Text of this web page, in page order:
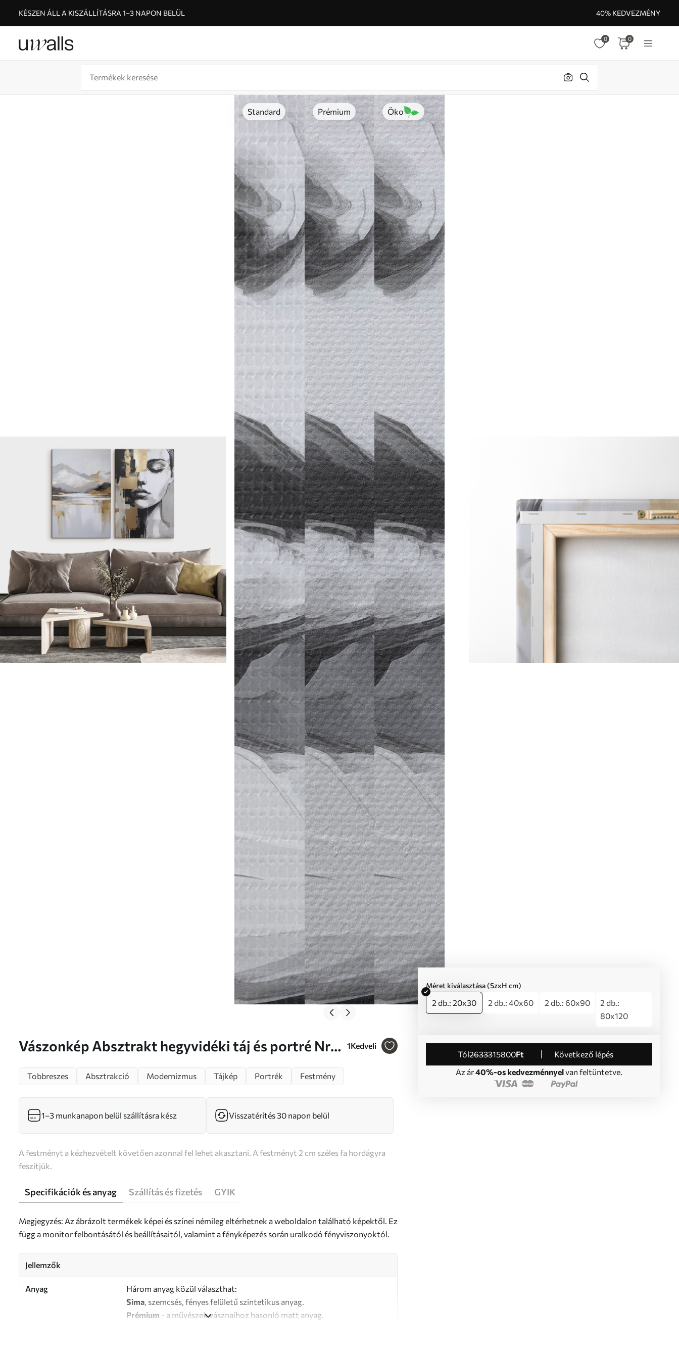
KÉSZEN ÁLL A KISZÁLLÍTÁSRA 1–3 NAPON BELÜL 40% KEDVEZMÉNY
0 0
Standard Prémium Öko
Vászonkép Absztrakt hegyvidéki táj és portré Nr
1Kedveli
Méret kiválasztása (SzxH cm)
2 db.: 20x30 2 db.: 40x60 2 db.: 60x90
2 db.:
80x120
Tól2633315800Ft
Következő lépés
Az ár40%-os kedvezménnyelvan feltüntetve.
Tobbreszes Absztrakció Modernizmus Tájkép Portrék Festmény
1–3 munkanapon belül szállításra kész Visszatérítés 30 napon belül
A festményt a kézhezvételt követően azonnal fel lehet akasztani. A festményt 2 cm széles fa hordágyra
feszítjük.
Specifikációk és anyag Szállítás és fizetés GYIK
Megjegyzés: Az ábrázolt termékek képei és színei némileg eltérhetnek a weboldalon található képektől. Ez
függ a monitor felbontásától és beállításaitól, valamint a fényképezés során uralkodó fényviszonyoktól.
Jellemzők
Anyag
Három anyag közül választhat:
Sima, szemcsés, fényes felületű szintetikus anyag.
Prémium - a művészek vásznaihoz hasonló matt anyag.